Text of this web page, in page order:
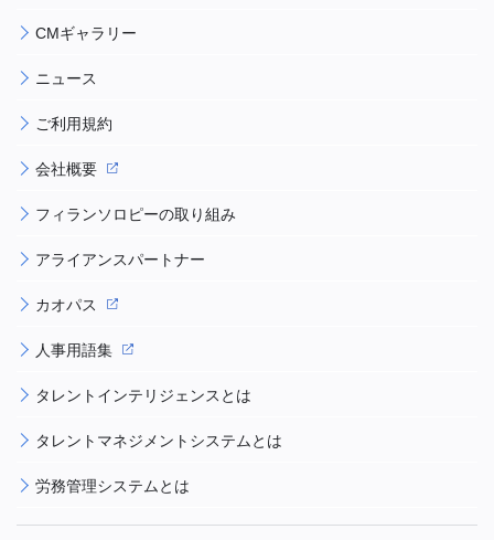
CMギャラリー
ニュース
ご利用規約
会社概要
フィランソロピーの取り組み
アライアンスパートナー
カオパス
人事用語集
タレントインテリジェンスとは
タレントマネジメントシステムとは
労務管理システムとは